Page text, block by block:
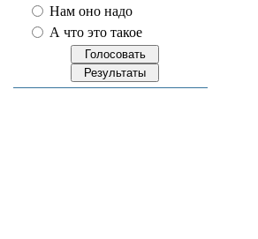
Нам оно надо
А что это такое